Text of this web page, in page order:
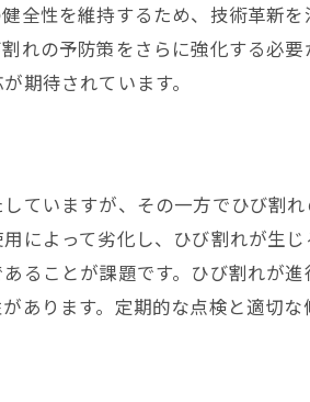
全性を維持するため、技術革新
れの予防策をさらに強化する必
期待されています。
ていますが、その一方でひび割
によって劣化し、ひび割れが生
ることが課題です。ひび割れが
あります。定期的な点検と適切